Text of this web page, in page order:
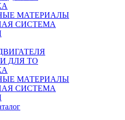
МАТЕРИАЛЫ
СИСТЕМА
ДЛЯ ТО
МАТЕРИАЛЫ
СИСТЕМА